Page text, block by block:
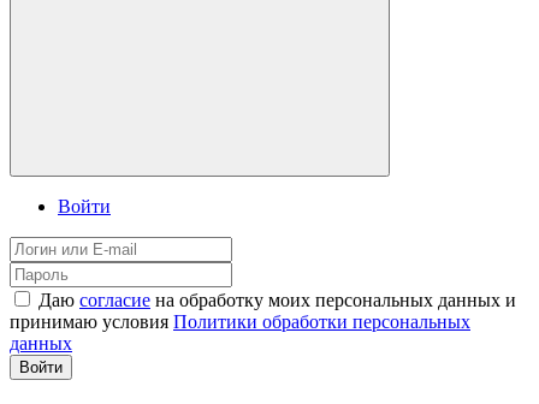
Войти
Даю согласие на обработку моих персональных данных и
принимаю условия Политики обработки персональных
данных
Войти